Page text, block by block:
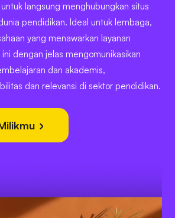
langsung menghubungkan situs
pendidikan. Ideal untuk lembaga,
yang menawarkan layanan
dengan jelas mengomunikasikan
dan akademis,
dan relevansi di sektor pendidikan.